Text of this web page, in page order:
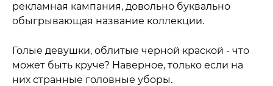
рекламная кампания, довольно буквально
обыгрывающая название коллекции.
Голые девушки, облитые черной краской - что
может быть круче? Наверное, только если на
них странные головные уборы.